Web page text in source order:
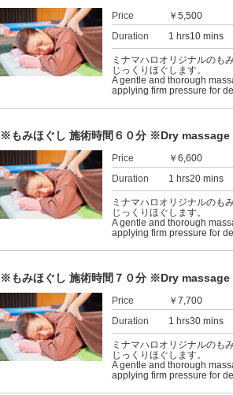
Price
￥5,500
Duration
1 hrs10 mins
ミナマハロオリジナルの
じっくりほぐします。
A gentle and thorough
applying firm pressure for
※もみほぐし 施術時間６０分 ※Dry massage
Price
￥6,600
Duration
1 hrs20 mins
ミナマハロオリジナルの
じっくりほぐします。
A gentle and thorough
applying firm pressure for
※もみほぐし 施術時間７０分 ※Dry massage
Price
￥7,700
Duration
1 hrs30 mins
ミナマハロオリジナルの
じっくりほぐします。
A gentle and thorough
applying firm pressure for